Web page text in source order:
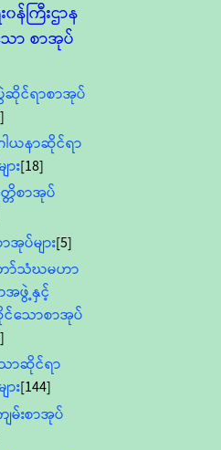
န်ကြီးဌာန
ာ စာအုပ်
ဆိုင်ရာစာအုပ်
ါယနာဆိုင်ရာ
ား[18]
တိစာအုပ်
အုပ်များ[5]
ာ်သံဃမဟာ
ဖွဲ့နှင့်
ောစာအုပ်
သာဆိုင်ရာ
ား[144]
ျမ်းစာအုပ်